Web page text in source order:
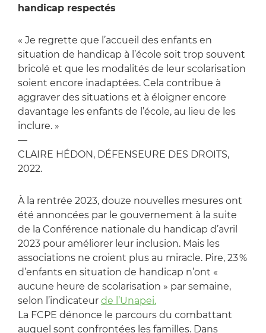
handicap respectés
« Je regrette que l’accueil des enfants en
situation de handicap à l’école soit trop souvent
bricolé et que les modalités de leur scolarisation
soient encore inadaptées. Cela contribue à
aggraver des situations et à éloigner encore
davantage les enfants de l’école, au lieu de les
inclure. »
—
CLAIRE HÉDON, DÉFENSEURE DES DROITS,
2022.
À la rentrée 2023, douze nouvelles mesures ont
été annoncées par le gouvernement à la suite
de la Conférence nationale du handicap d’avril
2023 pour améliorer leur inclusion. Mais les
associations ne croient plus au miracle. Pire, 23 %
d’enfants en situation de handicap n’ont «
aucune heure de scolarisation » par semaine,
selon l’indicateur de l’Unapei.
La FCPE dénonce le parcours du combattant
auquel sont confrontées les familles. Dans